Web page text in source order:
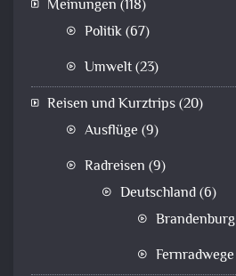
Meinungen (118)
Politik(67)
Umwelt(23)
Reisen und Kurztrips(20)
Ausflüge (9)
Radreisen (9)
Deutschland(6)
Brandenburg
Fernradwege